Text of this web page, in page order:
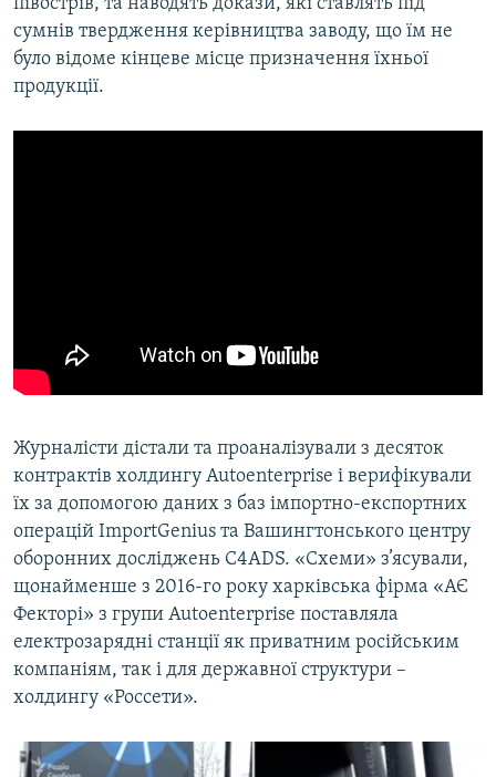
півострів, та наводять докази, які ставлять під
сумнів твердження керівництва заводу, що їм не
було відоме кінцеве місце призначення їхньої
продукції.
Журналісти дістали та проаналізували з десяток
контрактів холдингу Autoenterprise і верифікували
їх за допомогою даних з баз імпортно-експортних
операцій ImportGenius та Вашингтонського центру
оборонних досліджень C4ADS. «Схеми» з’ясували,
щонайменше з 2016-го року харківська фірма «АЄ
Фекторі» з групи Autoenterprise поставляла
електрозарядні станції як приватним російським
компаніям, так і для державної структури –
холдингу «Россети».